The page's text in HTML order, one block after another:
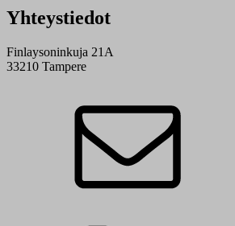
Yhteystiedot
Finlaysoninkuja 21A
33210 Tampere